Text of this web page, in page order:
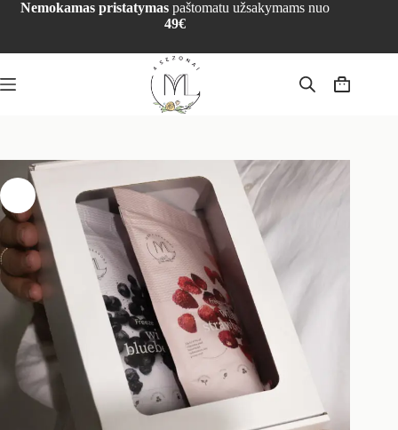
Nemokamas pristatymaspaštomatu užsakymams nuo
49€